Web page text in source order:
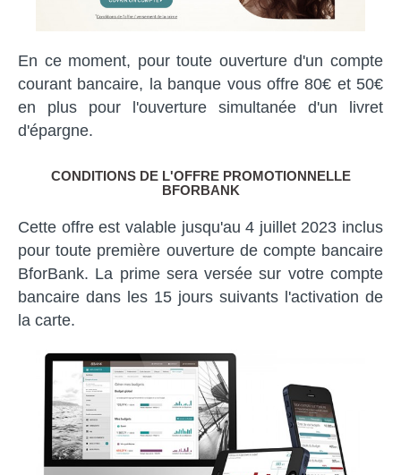
En ce moment, pour toute ouverture d'un compte
courant bancaire, la banque vous offre 80€ et 50€
en plus pour l'ouverture simultanée d'un livret
d'épargne.
CONDITIONS DE L'OFFRE PROMOTIONNELLE
BFORBANK
Cette offre est valable jusqu'au 4 juillet 2023 inclus
pour toute première ouverture de compte bancaire
BforBank. La prime sera versée sur votre compte
bancaire dans les 15 jours suivants l'activation de
la carte.